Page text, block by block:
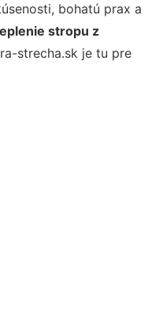
bohatú prax a
stropu z
strecha.sk je tu pre